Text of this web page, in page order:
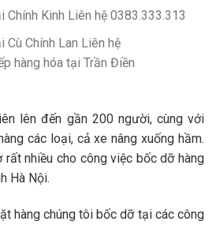
Chính Kinh Liên hệ 0383.333.313
Cù Chính Lan Liên hệ
hàng hóa tại Trần Điền
lên đến gần 200 người, cùng với
các loại, cả xe nâng xuống hầm.
rất nhiều cho công việc bốc dỡ hàng
Hà Nội.
hàng chúng tôi bốc dỡ tại các công